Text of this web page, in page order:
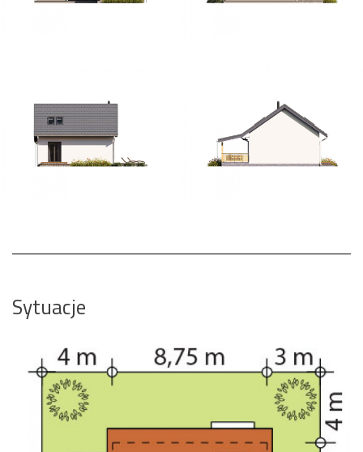
Sytuacje